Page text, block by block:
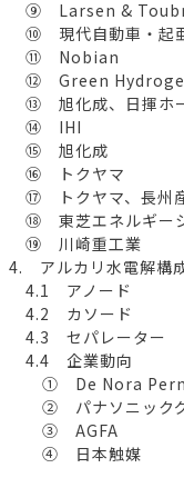
⑨ Larsen &
⑩ 現代自動車・起
⑪ Nobian
⑫ Green
⑬ 旭化成、日揮ホ
⑭ IHI
⑮ 旭化成
⑯ トクヤマ
⑰ トクヤマ、長州
⑱ 東芝エネルギー
⑲ 川崎重工業
4. アルカリ水電解構
4.1 アノード
4.2 カソード
4.3 セパレーター
4.4 企業動向
① De Nora
② パナソニックグ
③ AGFA
④ 日本触媒